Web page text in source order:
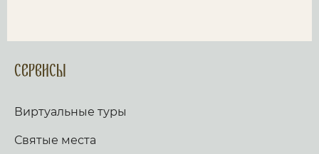
Сервисы
Виртуальные туры
Святые места